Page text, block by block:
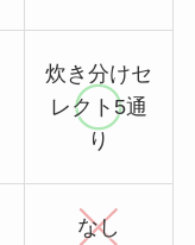
炊き分けセ
レクト5通
り
なし